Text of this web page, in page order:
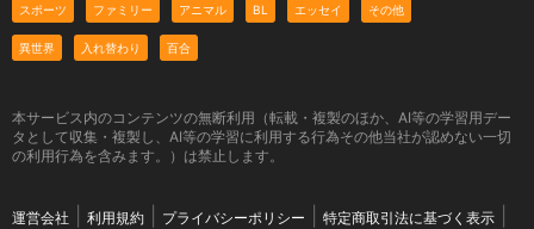
スポーツ ファミリー アニマル BL エッセイ その他
異世界 入れ替わり 百合
本サービス内のコンテンツの無断利用（転載・複製のほか、AI等の学習用デー
タとして収集・複製し、AI等の学習に利用する行為その他当社が認めない一切
の利用行為を含みます。）は禁止します。
運営会社 利用規約 プライバシーポリシー 特定商取引法に基づく表示